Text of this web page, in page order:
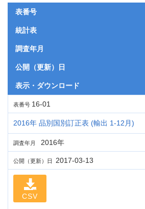
表番号
統計表
調査年月
公開（更新）日
表示・ダウンロード
表番号 16-01
2016年 品別国別訂正表 (輸出 1-12月)
調査年月 2016年
公開（更新）日 2017-03-13
CSV